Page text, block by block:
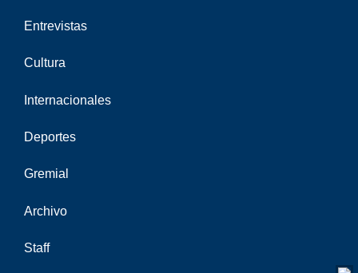
Entrevistas
Cultura
Internacionales
Deportes
Gremial
Archivo
Staff